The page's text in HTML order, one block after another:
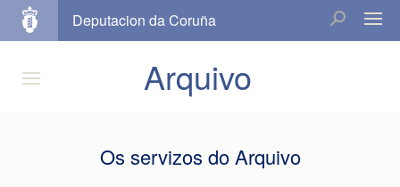
Deputacion da Coruña
Arquivo
Os servizos do Arquivo